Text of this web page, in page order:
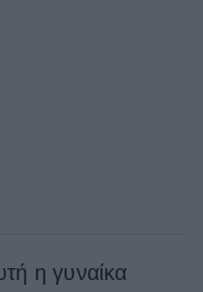
η γυναίκα